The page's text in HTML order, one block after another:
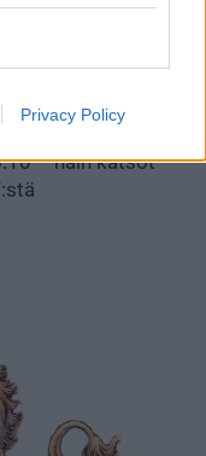
Privacy Policy
Suomen 2.
tilanteesta
– näin katsot